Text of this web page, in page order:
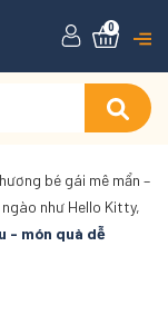
0
bé gái mê mẩn –
như Hello Kitty,
- món quà dễ